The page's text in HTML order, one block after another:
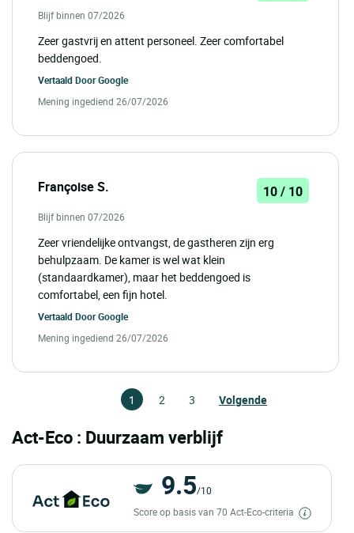
Blijf binnen 07/2026
Zeer gastvrij en attent personeel. Zeer comfortabel
beddengoed.
Vertaald DoorGoogle
Mening ingediend 26/07/2026
Françoise S. 10 / 10
Blijf binnen 07/2026
Zeer vriendelijke ontvangst, de gastheren zijn erg
behulpzaam. De kamer is wel wat klein
(standaardkamer), maar het beddengoed is
comfortabel, een fijn hotel.
Vertaald DoorGoogle
Mening ingediend 26/07/2026
1 2 3 Volgende
Act-Eco : Duurzaam verblijf
9.5/10
Score op basis van 70 Act-Eco-criteria